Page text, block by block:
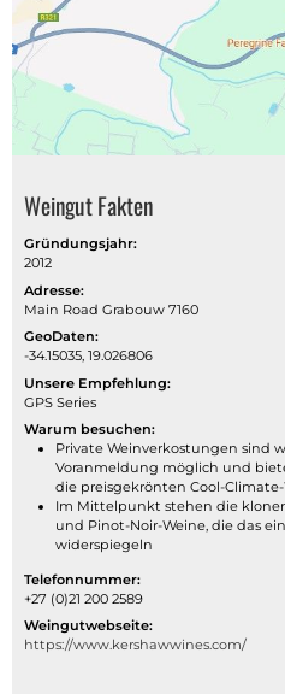
Weingut Fakten
Gründungsjahr:
2012
Adresse:
Main Road Grabouw 7160
GeoDaten:
-34.15035, 19.026806
Unsere Empfehlung:
GPS Series
Warum besuchen:
Private Weinverkostungen sind
Voranmeldung möglich und
die preisgekrönten Cool-
Im Mittelpunkt stehen die
und Pinot-Noir-Weine, die das
widerspiegeln
Telefonnummer:
+27 (0)21 200 2589
Weingutwebseite:
https://www.kershawwines.com/